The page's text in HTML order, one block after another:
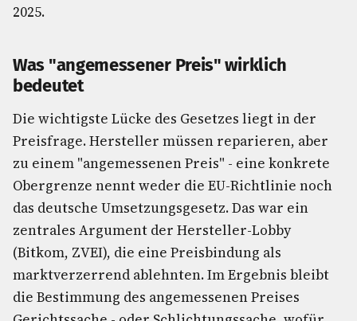
2025.
Was "angemessener Preis" wirklich
bedeutet
Die wichtigste Lücke des Gesetzes liegt in der
Preisfrage. Hersteller müssen reparieren, aber
zu einem "angemessenen Preis" - eine konkrete
Obergrenze nennt weder die EU-Richtlinie noch
das deutsche Umsetzungsgesetz. Das war ein
zentrales Argument der Hersteller-Lobby
(Bitkom, ZVEI), die eine Preisbindung als
marktverzerrend ablehnten. Im Ergebnis bleibt
die Bestimmung des angemessenen Preises